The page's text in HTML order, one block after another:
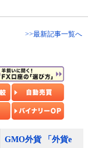
>>最新記事一覧へ
GMO外貨 「外貨e